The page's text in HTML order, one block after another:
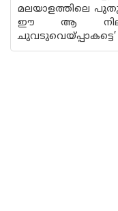
മലയാളത്തിലെ
ഈ ആ
ചുവടുവെയ്‌പ്പാകട്ടെ’